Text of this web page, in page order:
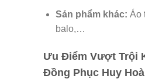
Sản phẩm khác: Áo
balo,…
Ưu Điểm Vượt Trội
Đồng Phục Huy